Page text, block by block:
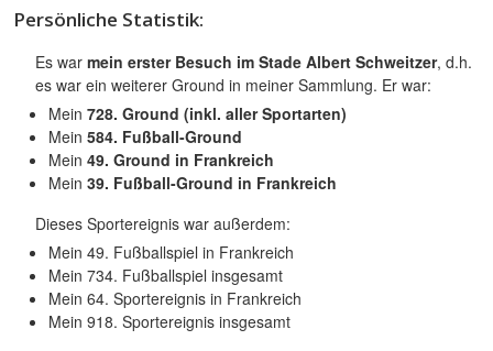
Persönliche Statistik:
Es war mein erster Besuch im Stade Albert Schweitzer, d.h.
es war ein weiterer Ground in meiner Sammlung. Er war:
Mein 728. Ground (inkl. aller Sportarten)
Mein 584. Fußball-Ground
Mein 49. Ground in Frankreich
Mein 39. Fußball-Ground in Frankreich
Dieses Sportereignis war außerdem:
Mein 49. Fußballspiel in Frankreich
Mein 734. Fußballspiel insgesamt
Mein 64. Sportereignis in Frankreich
Mein 918. Sportereignis insgesamt